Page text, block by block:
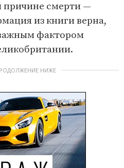
причине смерти —
из книги верна,
фактором
НИЖЕ